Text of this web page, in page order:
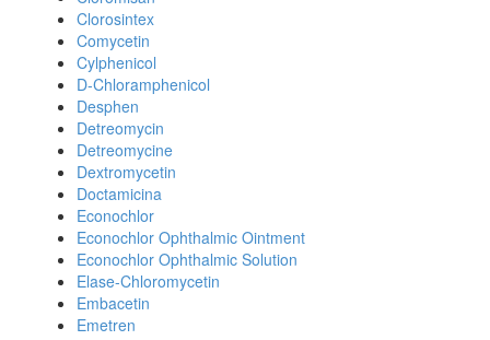
Clorosintex
Comycetin
Cylphenicol
D-Chloramphenicol
Desphen
Detreomycin
Detreomycine
Dextromycetin
Doctamicina
Econochlor
Econochlor Ophthalmic Ointment
Econochlor Ophthalmic Solution
Elase-Chloromycetin
Embacetin
Emetren